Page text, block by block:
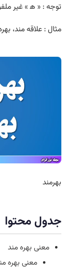
توجه : « ﻫ » غیر
مثال : علاقه مند،
بهرمند
جدول محتوا
معنی بهره مند
معنی بهره